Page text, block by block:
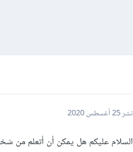
نشر25 أغسطس 2020
السلام عليكم هل يمكن أن أتعلم